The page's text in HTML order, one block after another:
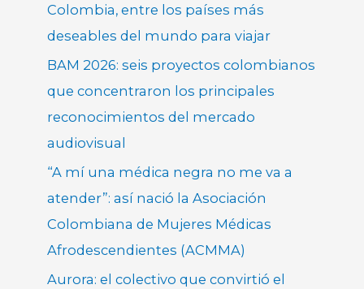
Colombia, entre los países más
deseables del mundo para viajar
BAM 2026: seis proyectos colombianos
que concentraron los principales
reconocimientos del mercado
audiovisual
“A mí una médica negra no me va a
atender”: así nació la Asociación
Colombiana de Mujeres Médicas
Afrodescendientes (ACMMA)
Aurora: el colectivo que convirtió el